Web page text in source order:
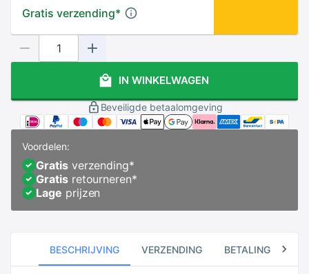
Gratis verzending*
IN WINKELWAGEN
Beveiligde betaalomgeving
Voordelen:
Gratisverzending*
Gratisretourneren*
Lage prijzen
BESCHRIJVING VERZENDING BETALING